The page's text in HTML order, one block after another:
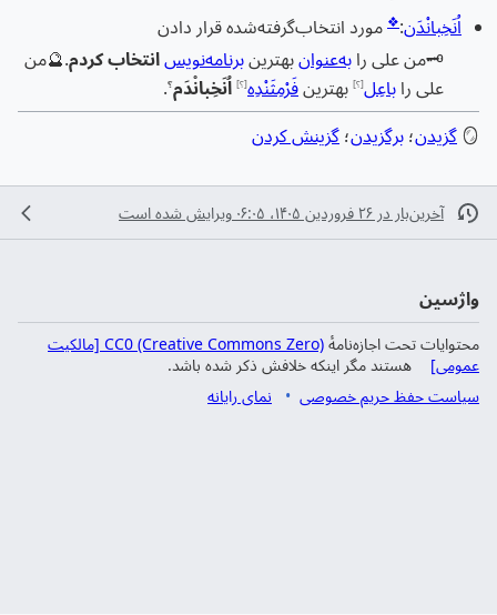
اُنَخِبانْدَن:
❖ مورد انتخاب‌گرفته‌شده قرار دادن
🗝️من علی را به‌عنوانبهترینبرنامه‌نویسانتخاب کردم.
🔮من
علی را باعِل[؟] بهترینفَرْمِثَنْدِه[؟] اُنَخِبانْدَم؟.
🪞 گزیدن؛ برگزیدن؛ گزینش کردن
آخرین‌بار در ‏۲۶ فروردین ۱۴۰۵، ‏۰۶:۰۵ ویرایش شده است
واژسین
محتوایات تحت اجازه‌نامهٔ
CC0 (Creative Commons Zero) [مالکیت
عمومی]
هستند مگر اینکه خلافش ذکر شده باشد.
سیاست حفظ حریم خصوصی
نمای رایانه